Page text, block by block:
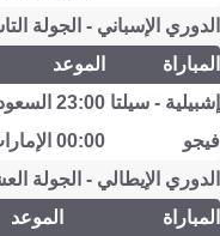
الدوري الإسباني - الجولة
المباراة
الموعد
إشبيلية - سيلتا
فيجو
23:00
00:00 الإمارات
الدوري الإيطالي - الجولة
المباراة
الموعد